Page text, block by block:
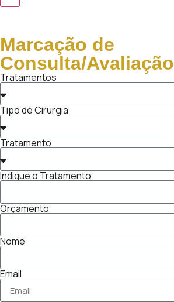
Marcação de
Consulta/Avaliação
Tratamentos
Tipo de Cirurgia
Tratamento
Indique o Tratamento
Orçamento
Nome
Email